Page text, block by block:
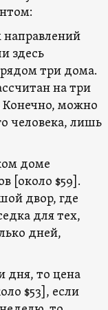
здесь
три дома.
на три
Конечно, можно
человека, лишь
доме
[около $59].
двор, где
для тех,
дней,
дня, то цена
$53], если